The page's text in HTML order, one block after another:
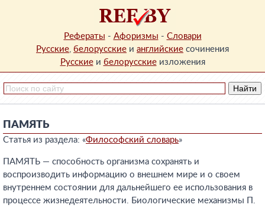
Рефераты - Афоризмы - Словари
Русские, белорусские и английские сочинения
Русскиеи белорусскиеизложения
ПАМЯТЬ
Статья из раздела: «Философский словарь»
ПАМЯТЬ — способность организма сохранять и
воспроизводить информацию о внешнем мире и о своем
внутреннем состоянии для дальнейшего ее использования в
процессе жизнедеятельности. Биологические механизмы П.